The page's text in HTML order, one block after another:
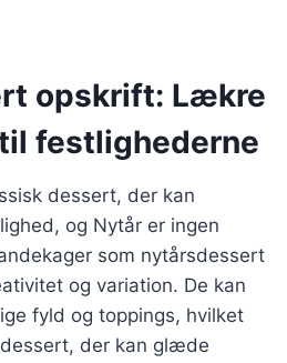
opskrift: Lækre
festlighederne
dessert, der kan
og Nytår er ingen
som nytårsdessert
og variation. De kan
fyld og toppings, hvilket
der kan glæde